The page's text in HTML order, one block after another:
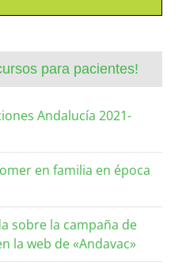
para pacientes!
Andalucía 2021-
en familia en época
sobre la campaña de
la web de «Andavac»